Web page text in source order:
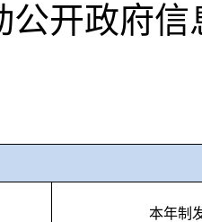
公开政府信
本年制